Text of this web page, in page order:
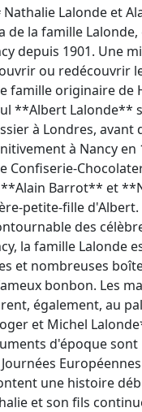
Nathalie Lalonde et
de la famille
depuis 1901. Une
ou redécouvrir
famille originaire de
**Albert Lalonde**
à Londres, avant
à Nancy en
Confiserie-
Barrot** et
petite-fille d'Albert.
des
la famille Lalonde
et nombreuses
bonbon. Les
également, au
et Michel
d'époque sont
une histoire
et son fils